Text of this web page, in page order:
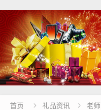
首页  礼品资讯  老师